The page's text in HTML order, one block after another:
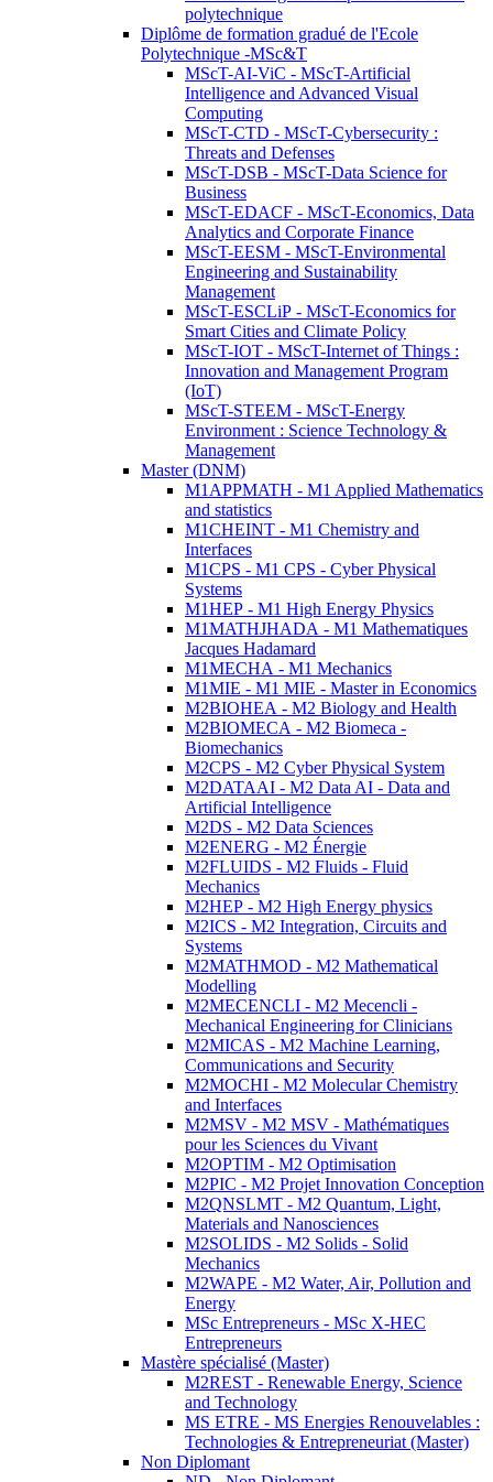
polytechnique
Diplôme de formation gradué de l'Ecole
Polytechnique -MSc&T
MScT-AI-ViC - MScT-Artificial
Intelligence and Advanced Visual
Computing
MScT-CTD - MScT-Cybersecurity :
Threats and Defenses
MScT-DSB - MScT-Data Science for
Business
MScT-EDACF - MScT-Economics, Data
Analytics and Corporate Finance
MScT-EESM - MScT-Environmental
Engineering and Sustainability
Management
MScT-ESCLiP - MScT-Economics for
Smart Cities and Climate Policy
MScT-IOT - MScT-Internet of Things :
Innovation and Management Program
(IoT)
MScT-STEEM - MScT-Energy
Environment : Science Technology &
Management
Master (DNM)
M1APPMATH - M1 Applied Mathematics
and statistics
M1CHEINT - M1 Chemistry and
Interfaces
M1CPS - M1 CPS - Cyber Physical
Systems
M1HEP - M1 High Energy Physics
M1MATHJHADA - M1 Mathematiques
Jacques Hadamard
M1MECHA - M1 Mechanics
M1MIE - M1 MIE - Master in Economics
M2BIOHEA - M2 Biology and Health
M2BIOMECA - M2 Biomeca -
Biomechanics
M2CPS - M2 Cyber Physical System
M2DATAAI - M2 Data AI - Data and
Artificial Intelligence
M2DS - M2 Data Sciences
M2ENERG - M2 Énergie
M2FLUIDS - M2 Fluids - Fluid
Mechanics
M2HEP - M2 High Energy physics
M2ICS - M2 Integration, Circuits and
Systems
M2MATHMOD - M2 Mathematical
Modelling
M2MECENCLI - M2 Mecencli -
Mechanical Engineering for Clinicians
M2MICAS - M2 Machine Learning,
Communications and Security
M2MOCHI - M2 Molecular Chemistry
and Interfaces
M2MSV - M2 MSV - Mathématiques
pour les Sciences du Vivant
M2OPTIM - M2 Optimisation
M2PIC - M2 Projet Innovation Conception
M2QNSLMT - M2 Quantum, Light,
Materials and Nanosciences
M2SOLIDS - M2 Solids - Solid
Mechanics
M2WAPE - M2 Water, Air, Pollution and
Energy
MSc Entrepreneurs - MSc X-HEC
Entrepreneurs
Mastère spécialisé (Master)
M2REST - Renewable Energy, Science
and Technology
MS ETRE - MS Energies Renouvelables :
Technologies & Entrepreneuriat (Master)
Non Diplomant